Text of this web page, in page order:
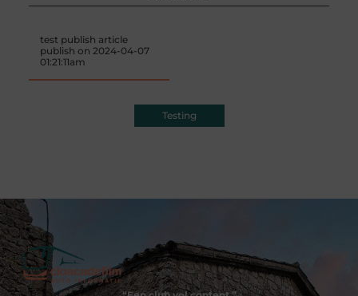
test publish article
publish on 2024-04-07
01:21:11am
Testing